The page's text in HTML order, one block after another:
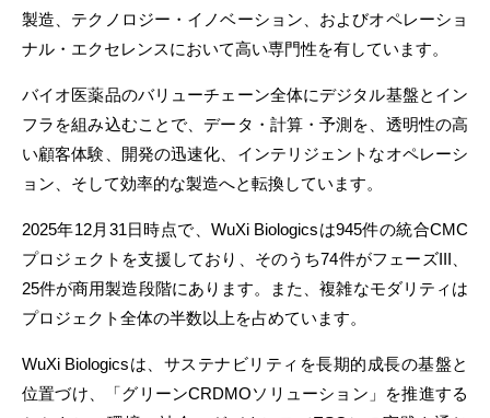
製造、テクノロジー・イノベーション、およびオペレーショ
ナル・エクセレンスにおいて高い専門性を有しています。
バイオ医薬品のバリューチェーン全体にデジタル基盤とイン
フラを組み込むことで、データ・計算・予測を、透明性の高
い顧客体験、開発の迅速化、インテリジェントなオペレーシ
ョン、そして効率的な製造へと転換しています。
2025年12月31日時点で、WuXi Biologicsは945件の統合CMC
プロジェクトを支援しており、そのうち74件がフェーズIII、
25件が商用製造段階にあります。また、複雑なモダリティは
プロジェクト全体の半数以上を占めています。
WuXi Biologicsは、サステナビリティを長期的成長の基盤と
位置づけ、「グリーンCRDMOソリューション」を推進する